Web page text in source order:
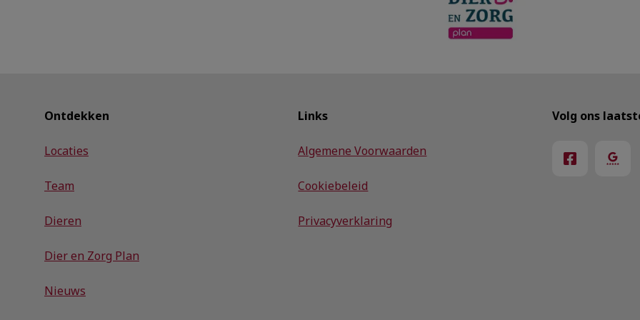
Ontdekken
Locaties
Team
Dieren
Dier en Zorg Plan
Nieuws
Links
Algemene Voorwaarden
Cookiebeleid
Privacyverklaring
Volg ons